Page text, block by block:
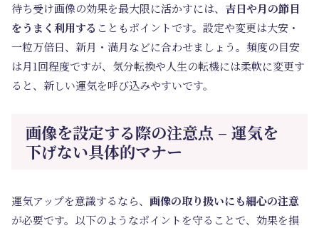
待ち受け画像の効果を最大限に活かすには、 吉日や月の節目
をうまく利用する こともポイントです。設定や変更は大安・
一粒万倍日、新月・満月などに合わせましょう。頻度の目安
は月1回程度ですが、気分転換や人生の転機には柔軟に変更す
ると、新しい運気を呼び込みやすいです。
画像を設定する際の注意点 – 運気を
下げない具体的マナー
運気アップを意識するなら、 画像の取り扱いにも細心の注意
が必要です。以下のようなポイントを守ることで、効果を損